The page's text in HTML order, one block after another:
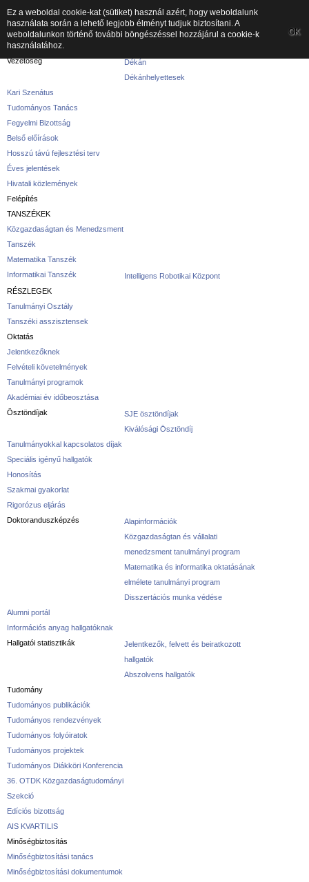
A kar
A karról
Vezetőség
Dékán
Dékánhelyettesek
Kari Szenátus
Tudományos Tanács
Fegyelmi Bizottság
Belső előírások
Hosszú távú fejlesztési terv
Éves jelentések
Hivatali közlemények
Felépítés
TANSZÉKEK
Közgazdaságtan és Menedzsment
Tanszék
Matematika Tanszék
Informatikai Tanszék
Intelligens Robotikai Központ
RÉSZLEGEK
Tanulmányi Osztály
Tanszéki asszisztensek
Oktatás
Jelentkezőknek
Felvételi követelmények
Tanulmányi programok
Akadémiai év időbeosztása
Ösztöndíjak
SJE ösztöndíjak
Kiválósági Ösztöndíj
Tanulmányokkal kapcsolatos díjak
Speciális igényű hallgatók
Honosítás
Szakmai gyakorlat
Rigorózus eljárás
Doktoranduszképzés
Alapinformációk
Közgazdaságtan és vállalati
menedzsment tanulmányi program
Matematika és informatika oktatásának
elmélete tanulmányi program
Disszertációs munka védése
Alumni portál
Információs anyag hallgatóknak
Hallgatói statisztikák
Jelentkezők, felvett és beiratkozott
hallgatók
Abszolvens hallgatók
Tudomány
Tudományos publikációk
Tudományos rendezvények
Tudományos folyóiratok
Tudományos projektek
Tudományos Diákköri Konferencia
36. OTDK Közgazdaságtudományi
Szekció
Edíciós bizottság
AIS KVARTILIS
Minőségbiztosítás
Minőségbiztosítási tanács
Minőségbiztosítási dokumentumok
Ez a weboldal cookie-kat (sütiket) használ azért, hogy weboldalunk
használata során a lehető legjobb élményt tudjuk biztosítani. A
weboldalunkon történő további böngészéssel hozzájárul a cookie-k
használatához.
OK